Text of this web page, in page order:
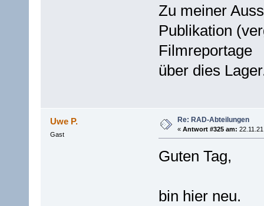
Zu meiner
Publikation
Filmreportage
über dies
Uwe P.
Gast
Re: RAD-Abteilungen
« Antwort #325 am:
Guten Tag,
bin hier neu.